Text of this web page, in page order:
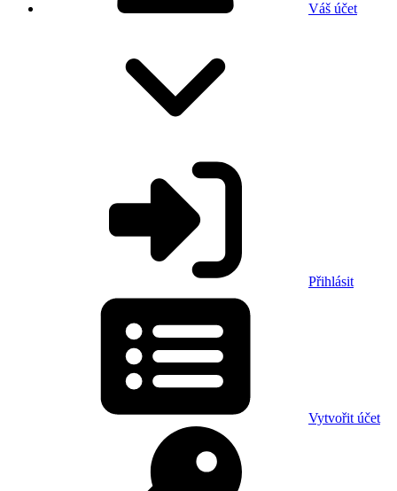
Váš účet
Přihlásit
Vytvořit účet